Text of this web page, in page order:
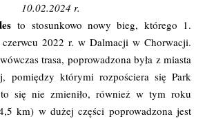
10.02.2024 r.
to stosunkowo nowy bieg, którego 1.
czerwcu 2022 r. w Dalmacji w Chorwacji.
trasa, poprowadzona była z miasta
pomiędzy którymi rozpościera się Park
się nie zmieniło, również w tym roku
km) w dużej części poprowadzona jest